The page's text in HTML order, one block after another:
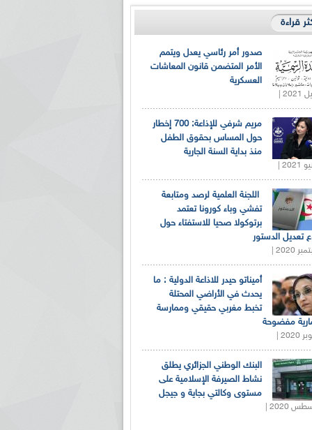
قراءة
صدور أمر رئاسي يعدل ويتمم
الأمر المتضمن قانون المعاشات
العسكرية
مريم شرفي للإذاعة: 700 إخطار
حول المساس بحقوق الطفل
منذ بداية السنة الجارية
اللجنة العلمية لرصد ومتابعة
تفشي وباء كورونا تعتمد
برتوكولا صحيا للاستفتاء حول
تعديل الدستور
أميناتو حيدر للاذاعة الدولية : ما
يحدث في الأراضي المحتلة
تخبط مغربي حقيقي وممارسة
مفضوحة
البنك الوطني الجزائري يطلق
نشاط الصيرفة الإسلامية على
مستوى وكالتي بجاية و جيجل